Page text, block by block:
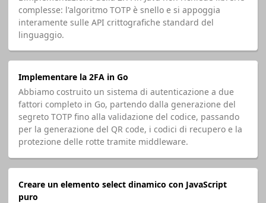
complesse: l'algoritmo TOTP è snello e si appoggia
interamente sulle API crittografiche standard del
linguaggio.
Implementare la 2FA in Go
Abbiamo costruito un sistema di autenticazione a due
fattori completo in Go, partendo dalla generazione del
segreto TOTP fino alla validazione del codice, passando
per la generazione del QR code, i codici di recupero e la
protezione delle rotte tramite middleware.
Creare un elemento select dinamico con JavaScript
puro